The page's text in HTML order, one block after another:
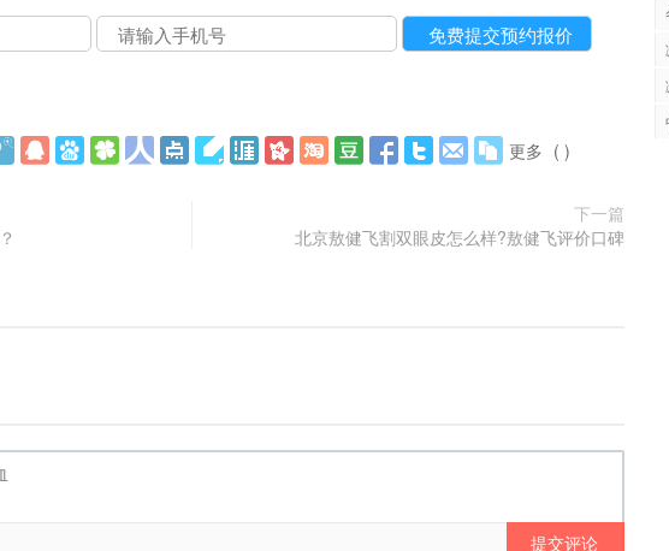
更多 ( )
下一篇
北京敖健飞割双眼皮怎么样?敖健飞评价口碑
提交评论